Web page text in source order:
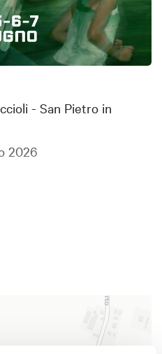
- San Pietro in
2026